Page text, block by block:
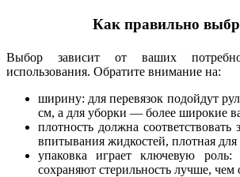
Как правильно
Выбор зависит от ваших
использования. Обратите внимание на:
ширину: для перевязок подойдут
см, а для уборки — более широкие
плотность должна соответствовать
впитывания жидкостей, плотная для
упаковка играет ключевую
сохраняют стерильность лучше, чем